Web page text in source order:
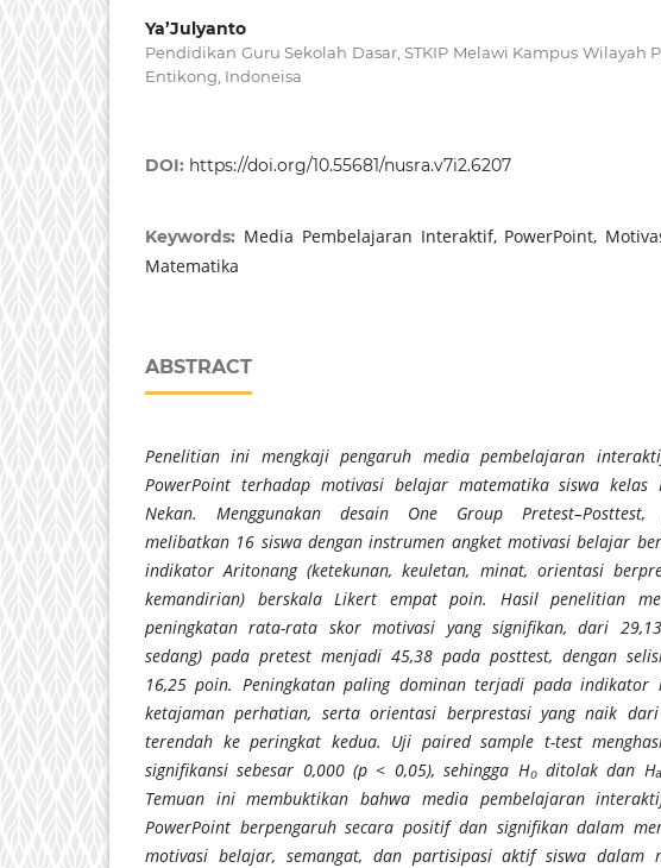
Ya’Julyanto
Pendidikan Guru Sekolah Dasar, STKIP Melawi Kampus Wilayah
Entikong, Indoneisa
DOI: https://doi.org/10.55681/nusra.v7i2.6207
Keywords: Media Pembelajaran Interaktif, PowerPoint,
Matematika
ABSTRACT
Penelitian ini mengkaji pengaruh media pembelajaran
PowerPoint terhadap motivasi belajar matematika siswa kelas
Nekan. Menggunakan desain One Group Pretest–Posttest,
melibatkan 16 siswa dengan instrumen angket motivasi belajar
indikator Aritonang (ketekunan, keuletan, minat, orientasi
kemandirian) berskala Likert empat poin. Hasil penelitian
peningkatan rata-rata skor motivasi yang signifikan, dari
sedang) pada pretest menjadi 45,38 pada posttest, dengan
16,25 poin. Peningkatan paling dominan terjadi pada indikator
ketajaman perhatian, serta orientasi berprestasi yang naik
terendah ke peringkat kedua. Uji paired sample t-test
signifikansi sebesar 0,000 (p < 0,05), sehingga H₀ ditolak dan
Temuan ini membuktikan bahwa media pembelajaran
PowerPoint berpengaruh secara positif dan signifikan dalam
motivasi belajar, semangat, dan partisipasi aktif siswa dalam